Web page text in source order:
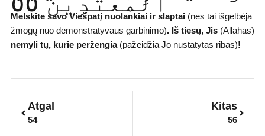
Melskite savo Viešpatį nuolankiai ir slaptai (nes tai išgelbėja
žmogų nuo demonstratyvaus garbinimo). Iš tiesų, Jis (Allahas)
nemyli tų, kurie peržengia(pažeidžia Jo nustatytas ribas)!
Atgal
54
Kitas
56